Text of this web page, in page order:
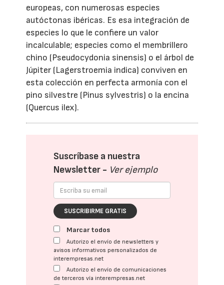
europeas, con numerosas especies
autóctonas ibéricas. Es esa integración de
especies lo que le confiere un valor
incalculable; especies como el membrillero
chino (Pseudocydonia sinensis) o el árbol de
Júpiter (Lagerstroemia indica) conviven en
esta colección en perfecta armonía con el
pino silvestre (Pinus sylvestris) o la encina
(Quercus ilex).
Suscríbase a nuestra
Newsletter - Ver ejemplo
SUSCRIBIRME GRATIS
Marcar todos
Autorizo el envío de newsletters y
avisos informativos personalizados de
interempresas.net
Autorizo el envío de comunicaciones
de terceros vía interempresas.net